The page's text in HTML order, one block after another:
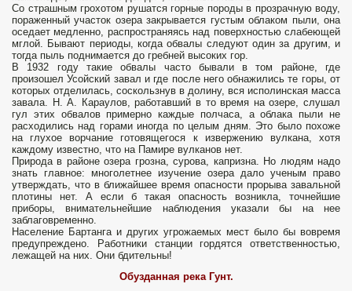
Со страшным грохотом рушатся горные породы в прозрачную воду,
пораженный участок озера закрывается густым облаком пыли, она
оседает медленно, распространяясь над поверхностью слабеющей
мглой. Бывают периоды, когда обвалы следуют один за другим, и
тогда пыль поднимается до гребней высоких гор.
В 1932 году такие обвалы часто бывали в том районе, где
произошел Усойский завал и где после него обнажились те горы, от
которых отделилась, соскользнув в долину, вся исполинская масса
завала. Н. А. Караулов, работавший в то время на озере, слушал
гул этих обвалов примерно каждые полчаса, а облака пыли не
расходились над горами иногда по целым дням. Это было похоже
на глухое ворчание готовящегося к извержению вулкана, хотя
каждому известно, что на Памире вулканов нет.
Природа в районе озера грозна, сурова, капризна. Но людям надо
знать главное: многолетнее изучение озера дало ученым право
утверждать, что в ближайшее время опасности прорыва завальной
плотины нет. А если б такая опасность возникла, точнейшие
приборы, внимательнейшие наблюдения указали бы на нее
заблаговременно.
Население Бартанга и других угрожаемых мест было бы вовремя
предупреждено. Работники станции гордятся ответственностью,
лежащей на них. Они бдительны!
Обузданная река Гунт.